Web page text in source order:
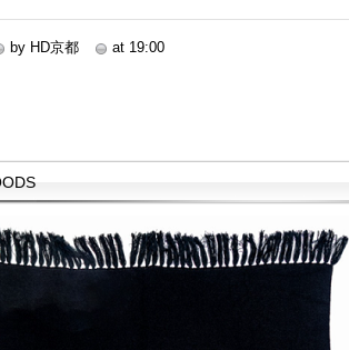
by HD京都 at 19:00